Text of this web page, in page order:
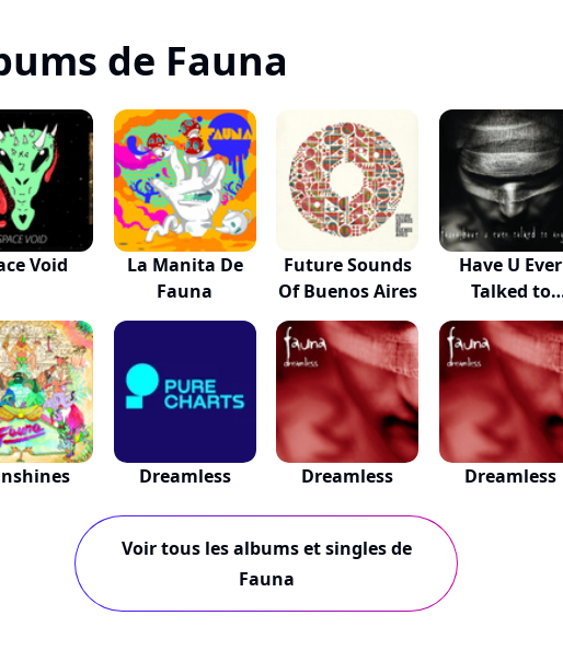
de Fauna
Void
La Manita De
Fauna
Future Sounds
Of Buenos Aires
Have U Ever
Talked to
Angels?
Dreamless Dreamless Dreamless
Voir tous les albums et singles de
Fauna